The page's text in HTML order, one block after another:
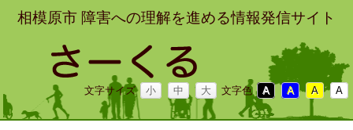
相模原市 障害への理解を進める情報発信サイト
文字サイズ 小 中 大 文字色 A A A A